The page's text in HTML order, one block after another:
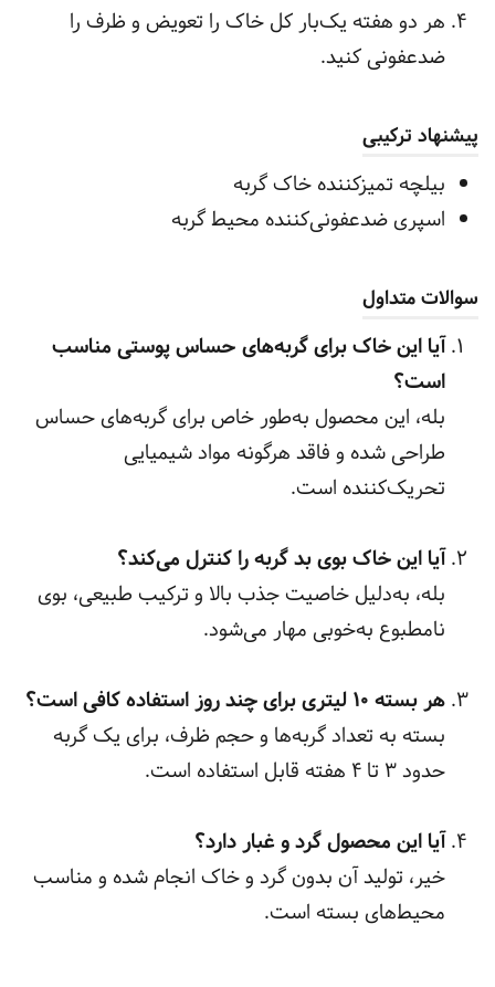
هر دو هفته یک‌بار کل خاک را تعویض و ظرف را
ضدعفونی کنید.
پیشنهاد ترکیبی
بیلچه تمیزکننده خاک گربه
اسپری ضدعفونی‌کننده محیط گربه
سوالات متداول
آیا این خاک برای گربه‌های حساس پوستی مناسب
است؟
بله، این محصول به‌طور خاص برای گربه‌های حساس
طراحی شده و فاقد هرگونه مواد شیمیایی
تحریک‌کننده است.
آیا این خاک بوی بد گربه را کنترل می‌کند؟
بله، به‌دلیل خاصیت جذب بالا و ترکیب طبیعی، بوی
نامطبوع به‌خوبی مهار می‌شود.
هر بسته ۱۰ لیتری برای چند روز استفاده کافی است؟
بسته به تعداد گربه‌ها و حجم ظرف، برای یک گربه
حدود ۳ تا ۴ هفته قابل استفاده است.
آیا این محصول گرد و غبار دارد؟
خیر، تولید آن بدون گرد و خاک انجام شده و مناسب
محیط‌های بسته است.